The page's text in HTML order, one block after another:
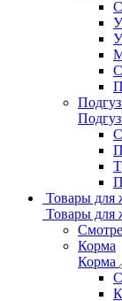
Товары для
Товары для
Корма
Корма